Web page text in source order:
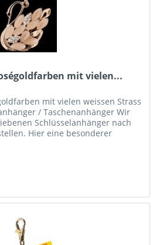
mit vielen...
mit vielen weissen Strass
/ Taschenanhänger Wir
Schlüsselanhänger nach
Hier eine besonderer